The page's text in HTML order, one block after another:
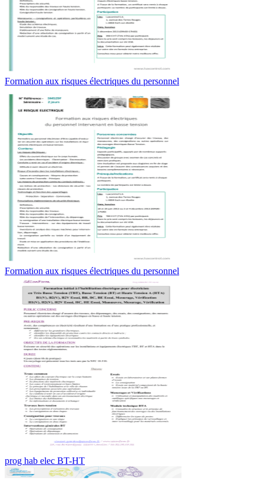
Formation aux risques électriques du personnel
Formation aux risques électriques du personnel
prog hab elec BT-HT